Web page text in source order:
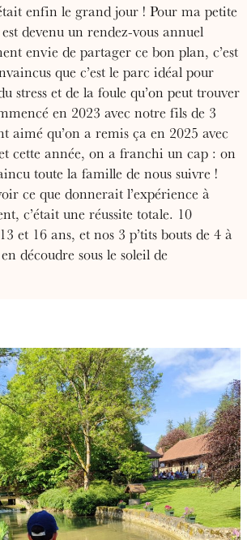
enfin le grand jour ! Pour ma petite
devenu un rendez-vous annuel
envie de partager ce bon plan, c’est
que c’est le parc idéal pour
stress et de la foule qu’on peut trouver
en 2023 avec notre fils de 3
aimé qu’on a remis ça en 2025 avec
cette année, on a franchi un cap : on
toute la famille de nous suivre !
ce que donnerait l’expérience à
c’était une réussite totale. 10
et 16 ans, et nos 3 p’tits bouts de 4 à
découdre sous le soleil de